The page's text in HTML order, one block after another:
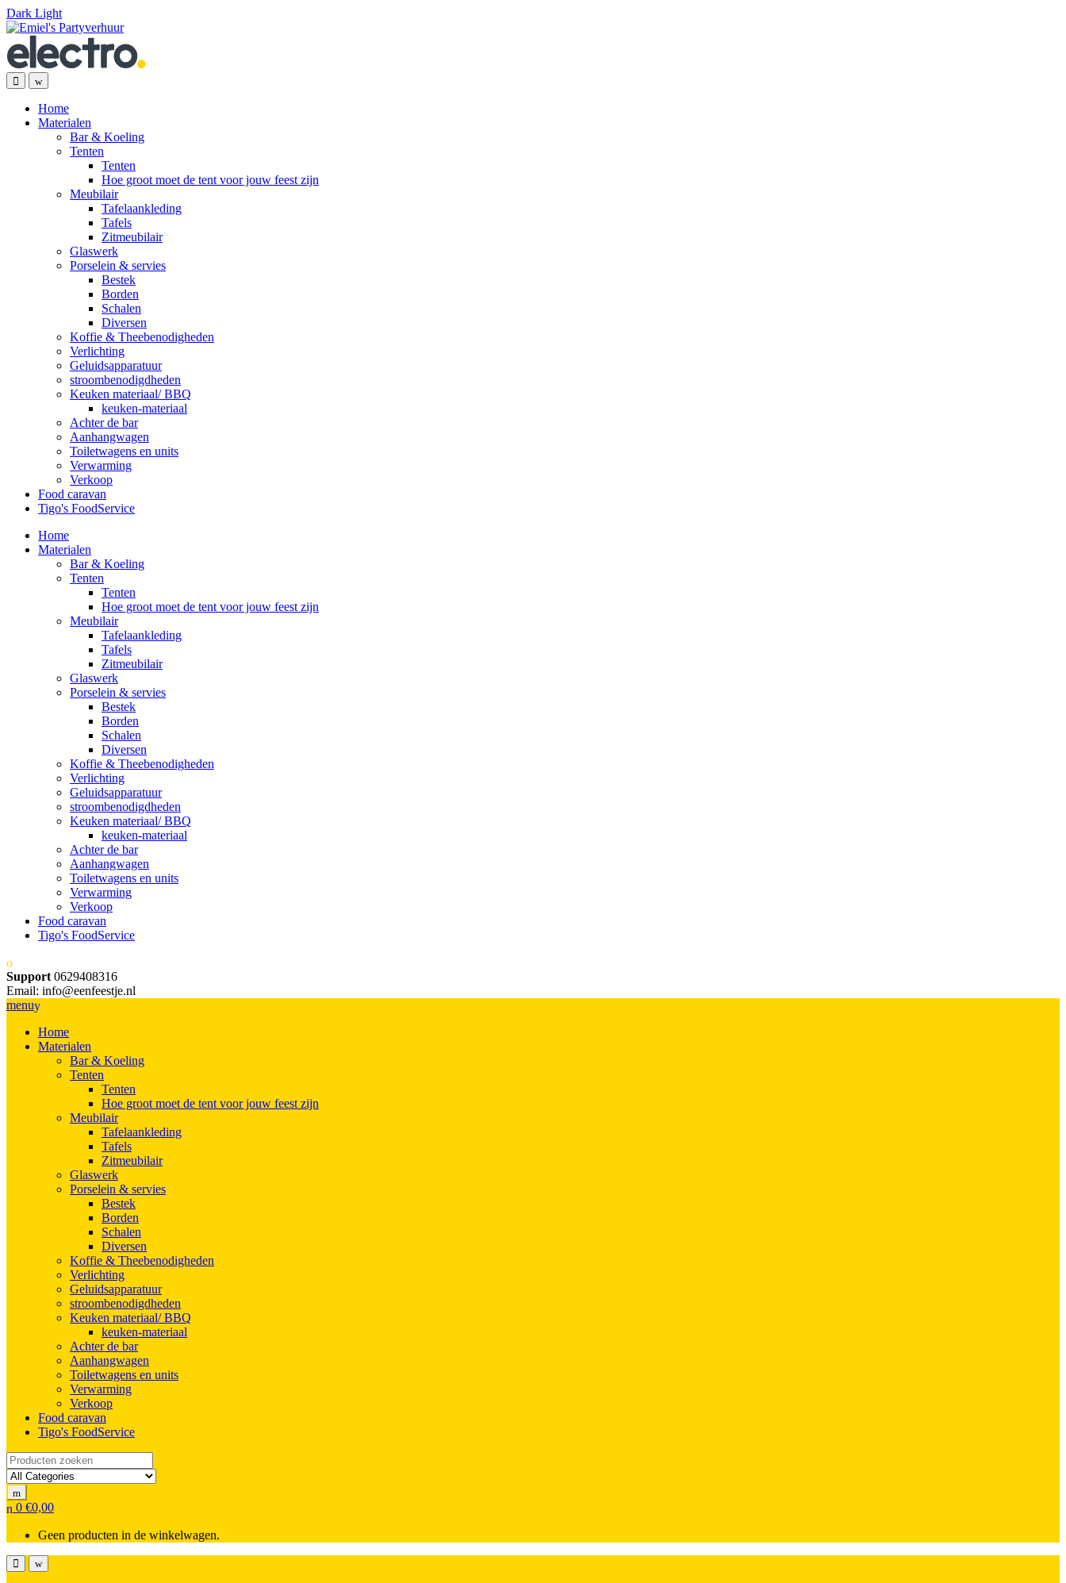
Dark Light
Skip
navigation
Skip
content
Home
Materialen
Bar & Koeling
Tenten
Tenten
Hoe groot moet de tent voor jouw feest zijn
Meubilair
Tafelaankleding
Tafels
Zitmeubilair
Glaswerk
Porselein & servies
Bestek
Borden
Schalen
Diversen
Koffie & Theebenodigheden
Verlichting
Geluidsapparatuur
stroombenodigdheden
Keuken materiaal/ BBQ
keuken-materiaal
Achter de bar
Aanhangwagen
Toiletwagens en units
Verwarming
Verkoop
Food caravan
Tigo's FoodService
Home
Materialen
Bar & Koeling
Tenten
Tenten
Hoe groot moet de tent voor jouw feest zijn
Meubilair
Tafelaankleding
Tafels
Zitmeubilair
Glaswerk
Porselein & servies
Bestek
Borden
Schalen
Diversen
Koffie & Theebenodigheden
Verlichting
Geluidsapparatuur
stroombenodigdheden
Keuken materiaal/ BBQ
keuken-materiaal
Achter de bar
Aanhangwagen
Toiletwagens en units
Verwarming
Verkoop
Food caravan
Tigo's FoodService
Support 0629408316
Email: info@eenfeestje.nl
menu
Home
Materialen
Bar & Koeling
Tenten
Tenten
Hoe groot moet de tent voor jouw feest zijn
Meubilair
Tafelaankleding
Tafels
Zitmeubilair
Glaswerk
Porselein & servies
Bestek
Borden
Schalen
Diversen
Koffie & Theebenodigheden
Verlichting
Geluidsapparatuur
stroombenodigdheden
Keuken materiaal/ BBQ
keuken-materiaal
Achter de bar
Aanhangwagen
Toiletwagens en units
Verwarming
Verkoop
Food caravan
Tigo's FoodService
Search for:
0 €0,00
Geen producten in de winkelwagen.